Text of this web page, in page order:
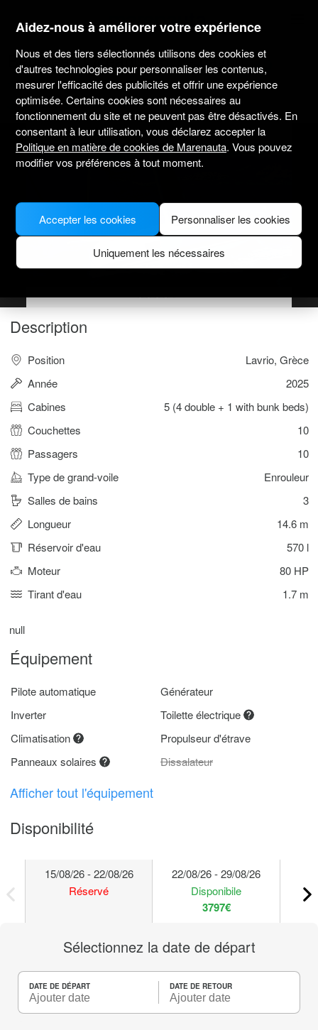
marenauta
Beneteau Oceanis 46.1 - Lavrio
4.5(8 sur le loueur) Sans skipper uniquement
Professionnel
Lavrion port
Bateau vérifié
Description
Position
Lavrio, Grèce
Année
2025
Cabines
5 (4 double + 1 with bunk beds)
Couchettes
10
Passagers
10
Type de grand-voile
Enrouleur
Salles de bains
3
Longueur
14.6 m
Réservoir d'eau
570 l
Moteur
80 HP
Tirant d'eau
1.7 m
null
Équipement
Pilote automatique
Générateur
Inverter
Toilette électrique
Climatisation
Propulseur d'étrave
Panneaux solaires
Dissalateur
Afficher tout l'équipement
Disponibilité
15/08/26 - 22/08/26
Réservé
22/08/26 - 29/08/26
Disponibile
3797€
Sélectionnez la date de départ
DATE DE DÉPART DATE DE RETOUR
Aidez-nous à améliorer votre expérience
Nous et des tiers sélectionnés utilisons des cookies et
d'autres technologies pour personnaliser les contenus,
mesurer l'efficacité des publicités et offrir une expérience
optimisée. Certains cookies sont nécessaires au
fonctionnement du site et ne peuvent pas être désactivés. En
consentant à leur utilisation, vous déclarez accepter la
Politique en matière de cookies de Marenauta. Vous pouvez
modifier vos préférences à tout moment.
Personnaliser les cookies
Uniquement les nécessaires
Accepter les cookies